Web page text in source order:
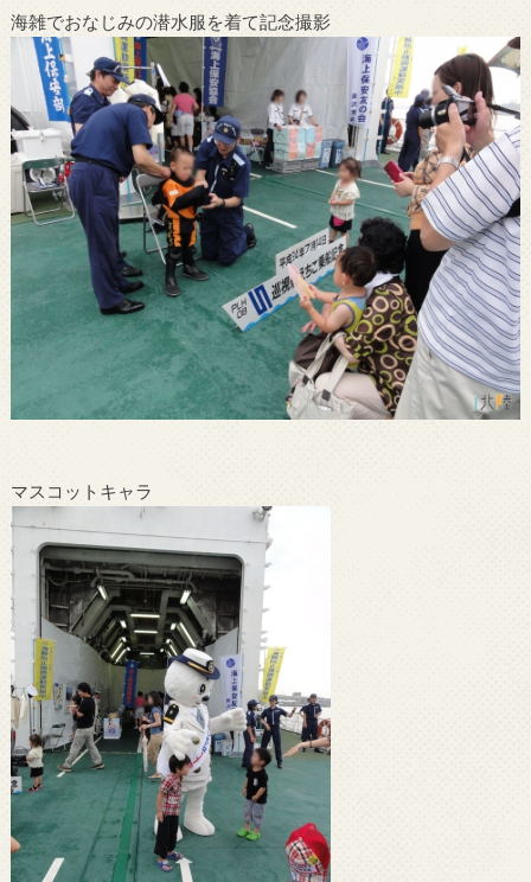
海雑でおなじみの潜水服を着て記念撮影
マスコットキャラ